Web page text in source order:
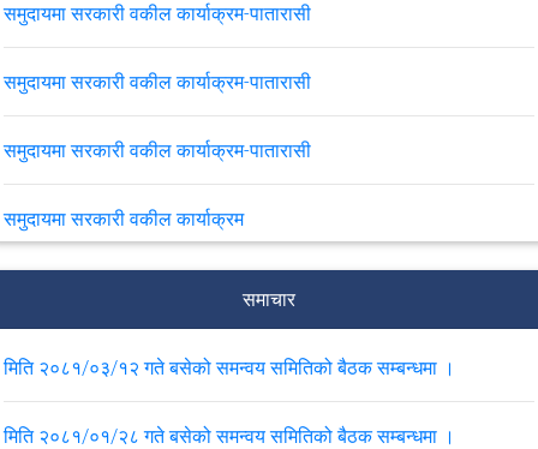
समुदायमा सरकारी वकील कार्याक्रम-पातारासी
समुदायमा सरकारी वकील कार्याक्रम-पातारासी
समुदायमा सरकारी वकील कार्याक्रम-पातारासी
समुदायमा सरकारी वकील कार्याक्रम
समाचार
मिति २०८१/०३/१२ गते बसेको समन्वय समितिको बैठक सम्बन्धमा ।
मिति २०८१/०१/२८ गते बसेको समन्वय समितिको बैठक सम्बन्धमा ।